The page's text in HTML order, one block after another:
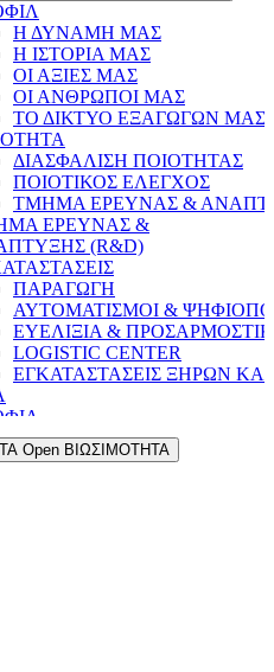
Η ΔΥΝΑΜΗ ΜΑΣ
Η ΙΣΤΟΡΙΑ ΜΑΣ
ΟΙ ΑΞΙΕΣ ΜΑΣ
ΟΙ ΑΝΘΡΩΠΟΙ ΜΑΣ
ΤΟ ΔΙΚΤΥΟ ΕΞΑΓΩΓΩΝ ΜΑΣ
ΔΙΑΣΦΑΛΙΣΗ ΠΟΙΟΤΗΤΑΣ
ΠΟΙΟΤΙΚΟΣ ΕΛΕΓΧΟΣ
ΤΜΗΜΑ ΕΡΕΥΝΑΣ &
ΕΡΕΥΝΑΣ &
(R&D)
ΠΑΡΑΓΩΓΗ
ΑΥΤΟΜΑΤΙΣΜΟΙ &
ΕΥΕΛΙΞΙΑ &
LOGISTIC CENTER
ΕΓΚΑΤΑΣΤΑΣΕΙΣ ΞΗΡΩΝ
Η ΔΥΝΑΜΗ ΜΑΣ
Η ΙΣΤΟΡΙΑ ΜΑΣ
Open ΒΙΩΣΙΜΟΤΗΤΑ